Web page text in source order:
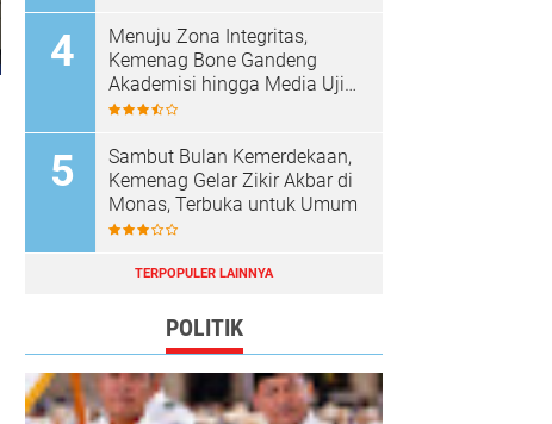
Menuju Zona Integritas,
Kemenag Bone Gandeng
Akademisi hingga Media Uji
Standar Pelayanan
Sambut Bulan Kemerdekaan,
Kemenag Gelar Zikir Akbar di
Monas, Terbuka untuk Umum
TERPOPULER LAINNYA
POLITIK